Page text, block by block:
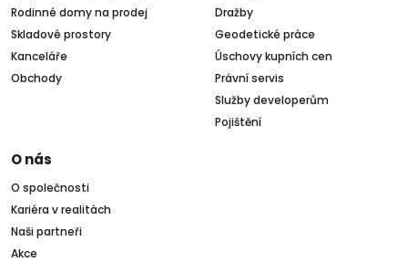
Rodinné domy na prodej
Skladové prostory
Kanceláře
Obchody
Dražby
Geodetické práce
Úschovy kupních cen
Právní servis
Služby developerům
Pojištění
O nás
O společnosti
Kariéra v realitách
Naši partneři
Akce